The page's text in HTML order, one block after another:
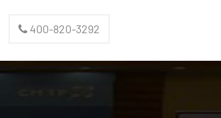
400-820-3292